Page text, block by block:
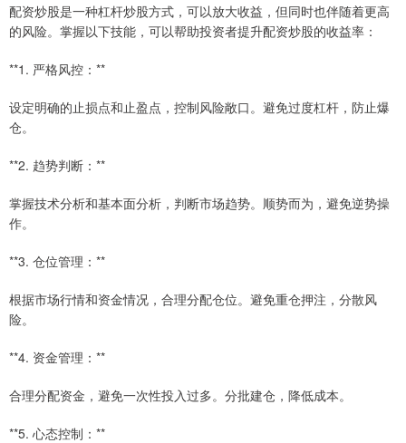
配资炒股是一种杠杆炒股方式，可以放大收益，但同时也伴随着更高
的风险。掌握以下技能，可以帮助投资者提升配资炒股的收益率：
**1. 严格风控：**
设定明确的止损点和止盈点，控制风险敞口。避免过度杠杆，防止爆
仓。
**2. 趋势判断：**
掌握技术分析和基本面分析，判断市场趋势。顺势而为，避免逆势操
作。
**3. 仓位管理：**
根据市场行情和资金情况，合理分配仓位。避免重仓押注，分散风
险。
**4. 资金管理：**
合理分配资金，避免一次性投入过多。分批建仓，降低成本。
**5. 心态控制：**